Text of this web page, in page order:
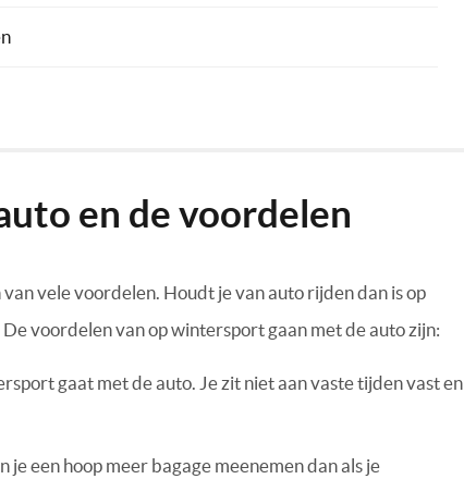
en de voordelen
vele voordelen. Houdt je van auto rijden dan is op
voordelen van op wintersport gaan met de auto zijn:
gaat met de auto. Je zit niet aan vaste tijden vast en
een hoop meer bagage meenemen dan als je